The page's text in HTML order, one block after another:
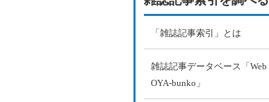
「雑誌記事索引」とは
雑誌記事データベース「Web
OYA-bunko」